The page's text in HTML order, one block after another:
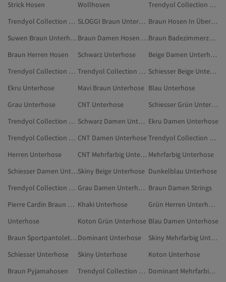
Strick Hosen
Wollhosen
Trendyol Collection Beige Unterhose
Trendyol Collection Grün Unterhose
SLOGGI Braun Unterhose
Braun Hosen In Übergröße
Suwen Braun Unterhose
Braun Damen Hosen In Übergröße
Braun Badezimmerzubehör
Braun Herren Hosen
Schwarz Unterhose
Beige Damen Unterhose
Trendyol Collection Schwarz Unterhose
Trendyol Collection Mehrfarbig Unterhose
Schiesser Beige Unterhose
Ekru Unterhose
Mavi Braun Unterhose Blau Unterhose
Grau Unterhose
CNT Unterhose
Schiesser Grün Unterhose
Trendyol Collection Dunkelblau Unterhose
Schwarz Damen Unterhose Ekru Damen Unterhose
Trendyol Collection Grau Unterhose CNT Damen Unterhose
Trendyol Collection Blau Unterhose
Herren Unterhose
CNT Mehrfarbig Unterhose Mehrfarbig Unterhose
Schiesser Damen UnterhoseSkiny Beige Unterhose Dunkelblau Unterhose
Trendyol Collection Ekru Unterhose
Grau Damen Unterhose Braun Damen Strings
Pierre Cardin Braun Unterhose Khaki Unterhose
Grün Herren Unterhose
Unterhose
Koton Grün Unterhose Blau Damen Unterhose
Braun Sportpantoletten Dominant Unterhose
Skiny Mehrfarbig Unterhose
Schiesser Unterhose
Skiny Unterhose
Koton Unterhose
Braun Pyjamahosen
Trendyol Collection Braun Hosen
Dominant Mehrfarbig Unterhose